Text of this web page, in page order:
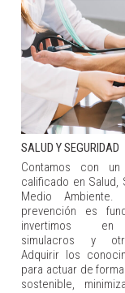
SALUD Y SEGURIDAD
Contamos con
calificado en Salud,
Medio
prevención es
invertimos en
simulacros y
Adquirir los
para actuar de
sostenible,